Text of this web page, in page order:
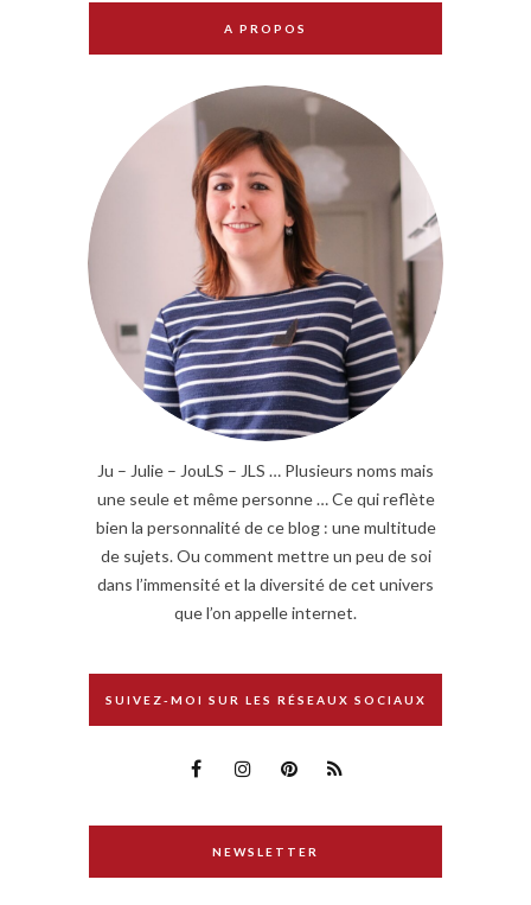
A PROPOS
Ju – Julie – JouLS – JLS … Plusieurs noms mais
une seule et même personne … Ce qui reflète
bien la personnalité de ce blog : une multitude
de sujets. Ou comment mettre un peu de soi
dans l’immensité et la diversité de cet univers
que l’on appelle internet.
SUIVEZ-MOI SUR LES RÉSEAUX SOCIAUX
NEWSLETTER